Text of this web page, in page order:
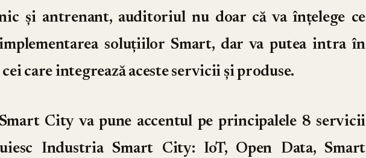
și antrenant, auditoriul nu doar că va înțelege ce
soluțiilor Smart, dar va putea intra în
care integrează aceste servicii și produse.
City va pune accentul pe principalele 8 servicii
Industria Smart City: IoT, Open Data, Smart